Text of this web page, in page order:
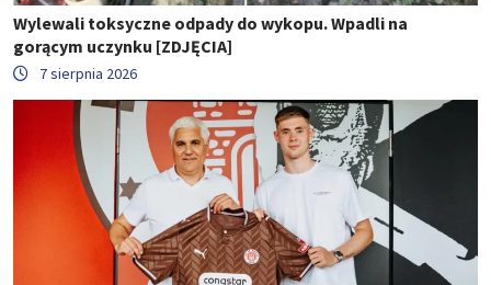
Wylewali toksyczne odpady do wykopu. Wpadli na
gorącym uczynku [ZDJĘCIA]
7 sierpnia 2026